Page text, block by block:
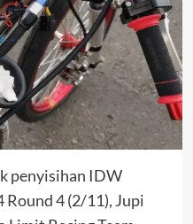
penyisihan IDW
Round 4 (2/11), Jupi